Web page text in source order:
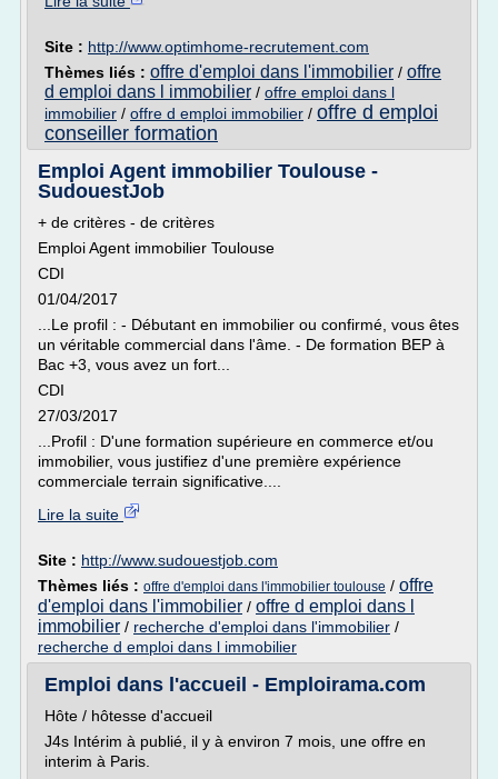
Site : http://www.optimhome-recrutement.com
Thèmes liés : offre d'emploi dans l'immobilier / offre
d emploi dans l immobilier / offre emploi dans l
immobilier / offre d emploi immobilier / offre d emploi
conseiller formation
Emploi Agent immobilier Toulouse -
SudouestJob
+ de critères - de critères
Emploi Agent immobilier Toulouse
CDI
01/04/2017
...Le profil : - Débutant en immobilier ou confirmé, vous êtes
un véritable commercial dans l'âme. - De formation BEP à
Bac +3, vous avez un fort...
CDI
27/03/2017
...Profil : D'une formation supérieure en commerce et/ou
immobilier, vous justifiez d'une première expérience
commerciale terrain significative....
Lire la suite
Site : http://www.sudouestjob.com
Thèmes liés : offre d'emploi dans l'immobilier toulouse / offre
d'emploi dans l'immobilier / offre d emploi dans l
immobilier / recherche d'emploi dans l'immobilier /
recherche d emploi dans l immobilier
Emploi dans l'accueil - Emploirama.com
Hôte / hôtesse d'accueil
J4s Intérim à publié, il y à environ 7 mois, une offre en
interim à Paris.